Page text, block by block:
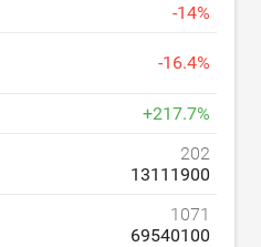
-14%
-16.4%
+217.7%
202
13111900
1071
69540100